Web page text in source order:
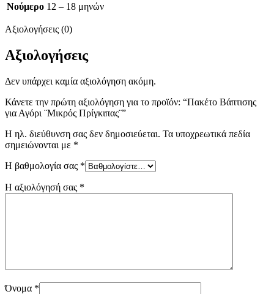
Νούμερο 12 – 18 μηνών
Αξιολογήσεις (0)
Αξιολογήσεις
Δεν υπάρχει καμία αξιολόγηση ακόμη.
Κάνετε την πρώτη αξιολόγηση για το προϊόν: “Πακέτο Βάπτισης
για Αγόρι ¨Μικρός Πρίγκιπας¨”
Η ηλ. διεύθυνση σας δεν δημοσιεύεται. Τα υποχρεωτικά πεδία
σημειώνονται με *
Η βαθμολογία σας *
Η αξιολόγησή σας *
Όνομα *